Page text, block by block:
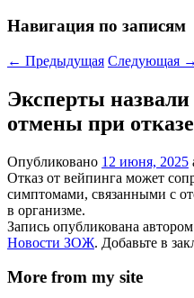
Навигация по записям
← Предыдущая Следующая →
Эксперты
отмены при
Опубликовано 12 июня, 2025
Отказ от вейпинга может
симптомами, связанными с
в организме.
Запись опубликована автором
Новости ЗОЖ. Добавьте в
More from my site